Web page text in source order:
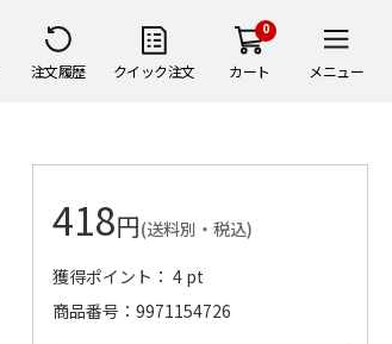
注文履歴 クイック注文
0
カート メニュー
418円(送料別・税込)
獲得ポイント： 4 pt
商品番号
9971154726